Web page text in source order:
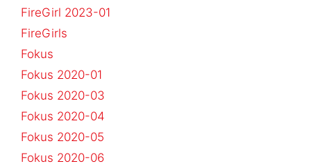
FireGirl 2023-01
FireGirls
Fokus
Fokus 2020-01
Fokus 2020-03
Fokus 2020-04
Fokus 2020-05
Fokus 2020-06